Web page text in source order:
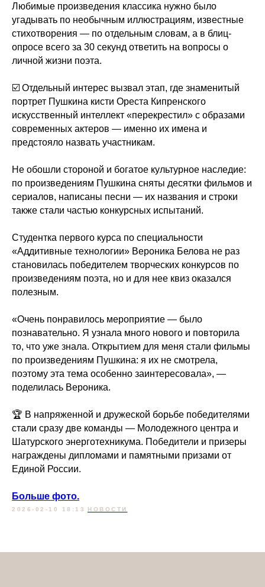
Любимые произведения классика нужно было
угадывать по необычным иллюстрациям, известные
стихотворения — по отдельным словам, а в блиц-
опросе всего за 30 секунд ответить на вопросы о
личной жизни поэта.
☑️ Отдельный интерес вызвал этап, где знаменитый
портрет Пушкина кисти Ореста Кипренского
искусственный интеллект «перекрестил» с образами
современных актеров — именно их имена и
предстояло назвать участникам.
Не обошли стороной и богатое культурное наследие:
по произведениям Пушкина сняты десятки фильмов и
сериалов, написаны песни — их названия и строки
также стали частью конкурсных испытаний.
Студентка первого курса по специальности
«Аддитивные технологии» Вероника Белова не раз
становилась победителем творческих конкурсов по
произведениям поэта, но и для нее квиз оказался
полезным.
«Очень понравилось мероприятие — было
познавательно. Я узнала много нового и повторила
то, что уже знала. Открытием для меня стали фильмы
по произведениям Пушкина: я их не смотрела,
поэтому эта тема особенно заинтересовала», —
поделилась Вероника.
🏆 В напряженной и дружеской борьбе победителями
стали сразу две команды — Молодежного центра и
Шатурского энерготехникума. Победители и призеры
награждены дипломами и памятными призами от
Единой России.
Больше фото.
2026-02-10 18:13 НОВОСТИ